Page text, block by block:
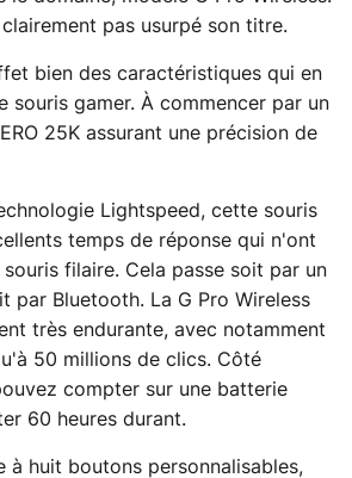
pas usurpé son titre.
bien des caractéristiques qui en
souris gamer. À commencer par un
25K assurant une précision de
Lightspeed, cette souris
temps de réponse qui n'ont
filaire. Cela passe soit par un
par Bluetooth. La G Pro Wireless
très endurante, avec notamment
50 millions de clics. Côté
compter sur une batterie
60 heures durant.
à huit boutons personnalisables,